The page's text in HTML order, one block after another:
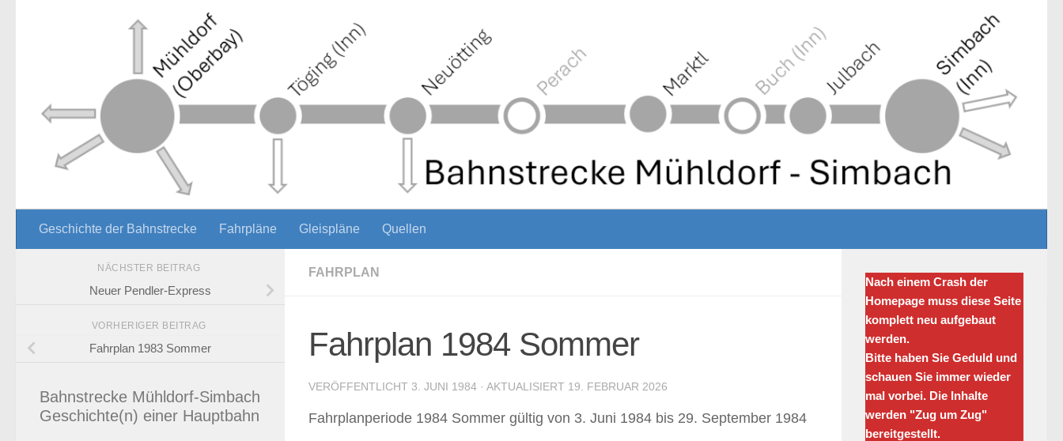
Zum Inhalt springen
Geschichte der Bahnstrecke Fahrpläne Gleispläne Quellen
FAHRPLAN
Fahrplan 1984 Sommer
VERÖFFENTLICHT 3. JUNI 1984 · AKTUALISIERT 19. FEBRUAR 2026
Fahrplanperiode 1984 Sommer gültig von 3. Juni 1984 bis 29. September 1984
NÄCHSTER BEITRAG
Neuer Pendler-Express
VORHERIGER BEITRAG
Fahrplan 1983 Sommer
Bahnstrecke Mühldorf-Simbach
Geschichte(n) einer Hauptbahn
Nach einem Crash der
Homepage muss diese Seite
komplett neu aufgebaut
werden.
Bitte haben Sie Geduld und
schauen Sie immer wieder
mal vorbei. Die Inhalte
werden "Zug um Zug"
bereitgestellt.